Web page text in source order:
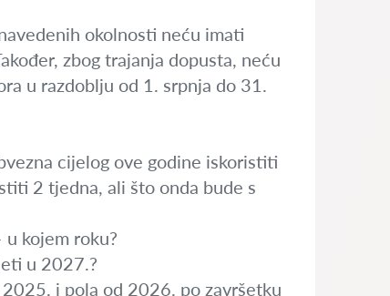
okolnosti neću imati
zbog trajanja dopusta, neću
u razdoblju od 1. srpnja do 31.
cijelog ove godine iskoristiti
2 tjedna, ali što onda bude s
kojem roku?
u 2027.?
i pola od 2026. po završetku